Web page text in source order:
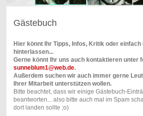
Gästebuch
Hier könnt Ihr Tipps, Infos, Kritik oder
hinterlassen...
Gerne könnt Ihr uns auch kontaktieren unter
sunneblum1@web.de.
Außerdem suchen wir auch immer gerne
Ihrer Mitarbeit unterstützen wollen.
Bitte beachtet, dass wir einige Gästebuch-
beantworten... also bitte auch mal im Spam
dort landen sollte ;o)